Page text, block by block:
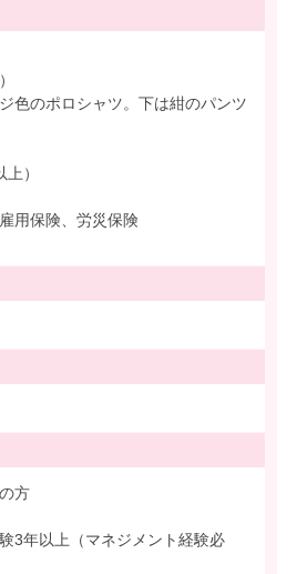
色のポロシャツ。下は紺のパンツ
）
用保険、労災保険
方
3年以上（マネジメント経験必